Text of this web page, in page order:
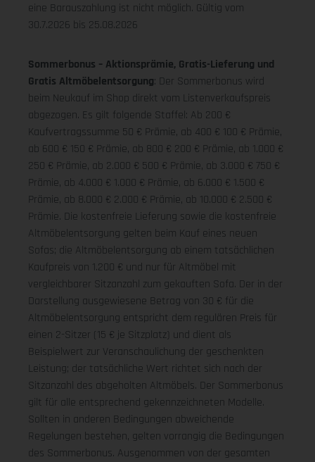
eine Barauszahlung ist nicht möglich. Gültig vom
30.7.2026 bis 25.08.2026
Sommerbonus – Aktionsprämie, Gratis-Lieferung und
Gratis Altmöbelentsorgung: Der Sommerbonus wird
beim Neukauf im Shop direkt vom Listenverkaufspreis
abgezogen. Es gilt folgende Staffel: Ab 200 €
Kaufvertragssumme 50 € Prämie, ab 400 € 100 € Prämie,
ab 600 € 150 € Prämie, ab 800 € 200 € Prämie, ab 1.000 €
250 € Prämie, ab 2.000 € 500 € Prämie, ab 3.000 € 750 €
Prämie, ab 4.000 € 1.000 € Prämie, ab 6.000 € 1.500 €
Prämie, ab 8.000 € 2.000 € Prämie, ab 10.000 € 2.500 €
Prämie. Die kostenfreie Lieferung sowie die kostenfreie
Altmöbelentsorgung gelten beim Kauf eines neuen
Sofas; die Altmöbelentsorgung ab einem tatsächlichen
Kaufpreis von 1.200 € und nur für Altmöbel mit
vergleichbarer Sitzanzahl zum gekauften Sofa. Der in der
Darstellung ausgewiesene Betrag von 30 € für die
Altmöbelentsorgung entspricht dem regulären Preis für
einen 2-Sitzer (15 € je Sitzplatz) und dient als
Beispielwert zur Veranschaulichung der geschenkten
Leistung; der tatsächliche Wert richtet sich nach der
Sitzanzahl des abgeholten Altmöbels. Der Sommerbonus
gilt für alle entsprechend gekennzeichneten Modelle.
Sollten in anderen Bedingungen abweichende
Regelungen bestehen, gelten vorrangig die Bedingungen
des Sommerbonus. Ausgenommen von der gesamten